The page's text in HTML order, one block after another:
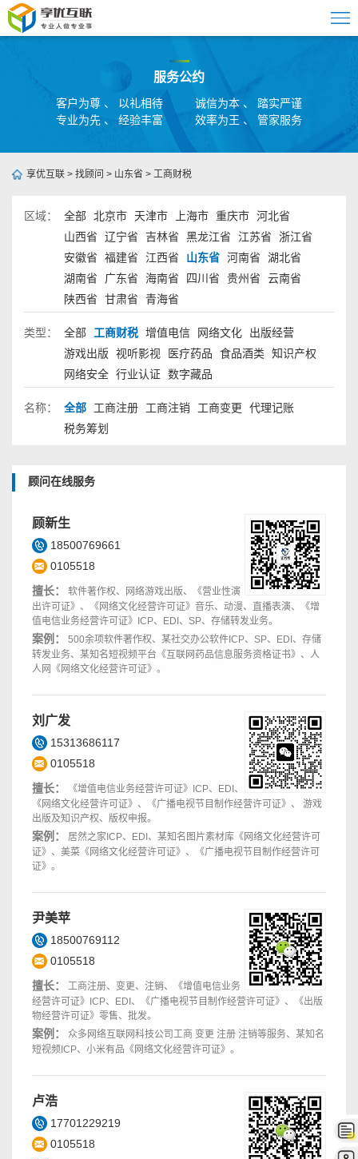
服务公约
客户为尊 、 以礼相待
诚信为本 、 踏实严谨
专业为先 、 经验丰富
效率为王 、 管家服务
享优互联 > 找顾问 > 山东省 > 工商财税
区域： 全部 北京市 天津市 上海市 重庆市 河北省
山西省
辽宁省 吉林省 黑龙江省 江苏省
浙江省
安徽省
福建省 江西省 山东省 河南省
湖北省
湖南省
广东省 海南省 四川省 贵州省
云南省
陕西省
甘肃省 青海省
类型： 全部 工商财税 增值电信 网络文化
出版经营
游戏出版
视听影视 医疗药品 食品酒类
知识产权
网络安全 行业认证 数字藏品
名称： 全部 工商注册 工商注销 工商变更
代理记账
税务筹划
顾问在线服务
顾新生
18500769661
0105518
擅长：
软件著作权、网络游戏出版、《营业性演
出许可证》、《网络文化经营许可证》音乐、动漫、直播表演、《增
值电信业务经营许可证》ICP、EDI、SP、存储转发业务。
案例：
500余项软件著作权、某社交办公软件ICP、SP、EDI、存储
转发业务、某知名短视频平台《互联网药品信息服务资格证书》、人
人网《网络文化经营许可证》。
刘广发
15313686117
0105518
擅长：
《增值电信业务经营许可证》ICP、EDI、
《网络文化经营许可证》、《广播电视节目制作经营许可证》、 游戏
出版及知识产权、版权申报。
案例：
居然之家ICP、EDI、某知名图片素材库《网络文化经营许可
证》、美菜《网络文化经营许可证》、《广播电视节目制作经营许可
证》。
尹美苹
18500769112
0105518
擅长：
工商注册、变更、注销、《增值电信业务
经营许可证》ICP、EDI、《广播电视节目制作经营许可证》、《出版
物经营许可证》零售、批发。
案例：
众多网络互联网科技公司工商 变更 注册 注销等服务、某知名
短视频ICP、小米有品《网络文化经营许可证》。
卢浩
17701229219
0105518